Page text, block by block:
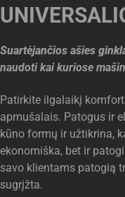
Suartėjančios ašies
naudoti kai kuriose
Patirkite ilgalaikį
apmušalais. Patogus ir
kūno formų ir užtikrina,
ekonomiška, bet ir
savo klientams patogią
sugrįžta.